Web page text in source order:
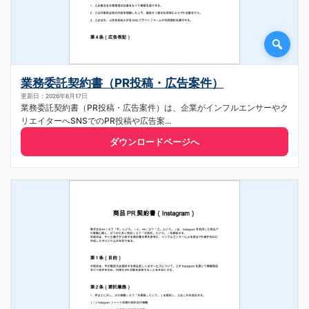
業務委託契約書（PR投稿・広告案件）
更新日：2026年6月17日
業務委託契約書（PR投稿・広告案件）は、企業がインフルエンサーやク
リエイターへSNSでのPR投稿や広告案...
ダウンロードページへ